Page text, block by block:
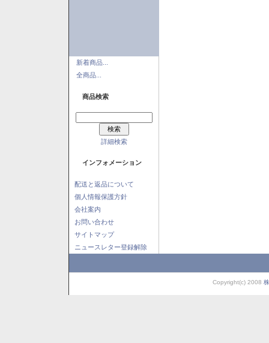
新着商品...
全商品...
商品検索
詳細検索
インフォメーション
配送と返品について
個人情報保護方針
会社案内
お問い合わせ
サイトマップ
ニュースレター登録解除
Copyright(c) 2008